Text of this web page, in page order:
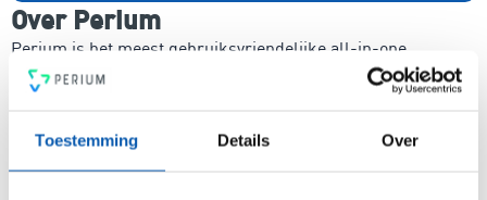
Toestemming Details Over
Over Perium
Perium is het meest gebruiksvriendelijke all-in-one
platform voor compleet risicomanagement. In een mum van
tijd ben je voorzien van een intuïtief en flexibel
PDCA-cyclus, een 4-ogen principe en heldere rapportages.
Voldoe vanaf nu aan de voor jou relevante standaarden voor